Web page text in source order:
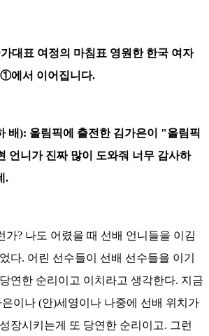
대표 여정의 마침표 영원한 한국 여자
에서 이어집니다.
배): 올림픽에 출전한 김가은이 "올림픽
언니가 진짜 많이 도와줘 너무 감사하
.
가? 나도 어렸을 때 선배 언니들을 이김
다. 어린 선수들이 선배 선수들을 이기
연한 순리이고 이치라고 생각한다. 지금
이나 (안)세영이나 나중에 선배 위치가
장시키는게 또 당연한 순리이고. 그런